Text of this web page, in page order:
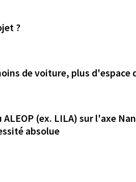
?
de voiture, plus
ALEOP (ex. LILA) sur l'axe
absolue